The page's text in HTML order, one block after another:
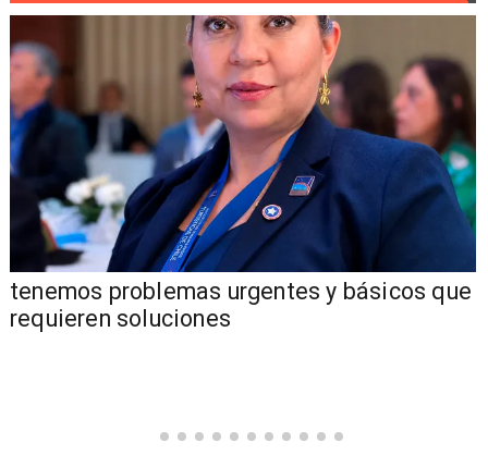
tenemos problemas urgentes y básicos que
requieren soluciones